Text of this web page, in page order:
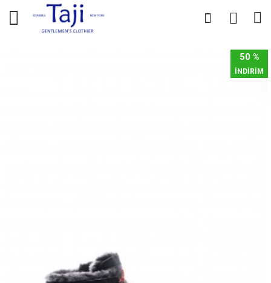
İNDİRİM
50 %